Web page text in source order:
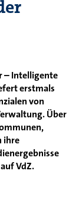
– Intelligente
erstmals
von
Über
ihre
VdZ.